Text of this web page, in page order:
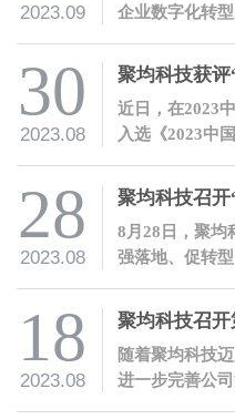
2023.09
企业数字化转
有着巨大的价
30
2023.08
近日，在2023
入选《2023中
国产业区块链
28
2023.08
聚均科技召
8月28日，聚均
强落地、促转
18
2023.08
随着聚均科技
进一步完善公